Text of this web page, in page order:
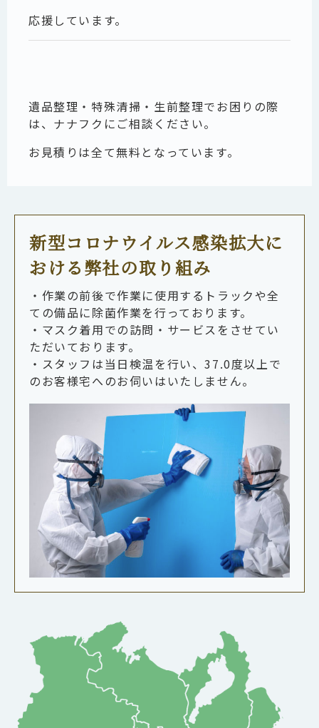
応援しています。
遺品整理・特殊清掃・生前整理でお困りの際
は、ナナフクにご相談ください。
お見積りは全て無料となっています。
新型コロナウイルス感染拡大に
おける弊社の取り組み
・作業の前後で作業に使用するトラックや全
ての備品に除菌作業を行っております。
・マスク着用での訪問・サービスをさせてい
ただいております。
・スタッフは当日検温を行い、37.0度以上で
のお客様宅へのお伺いはいたしません。